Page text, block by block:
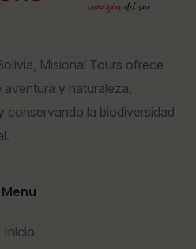
Misional Tours ofrece
y naturaleza,
conservando la biodiversidad
Menu
Inicio